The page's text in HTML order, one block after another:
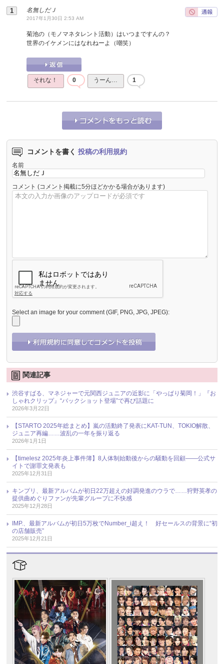
名無しだＪ
2017年1月30日 2:53 AM
菊池の（モノマネタレント活動）はいつまですんの？
世界のイケメンにはなれねーよ（嘲笑）
それな！ 0 うーん… 1
コメントを書く 投稿の利用規約
名前
コメント (コメント掲載に5分ほどかかる場合があります)
Select an image for your comment (GIF, PNG, JPG, JPEG):
関連記事
渋谷すばる、マネジャーで元関西ジュニアの近影に「やっぱり菊岡！」『お
しゃれクリップ』“バックショット登場”で再び話題に
2026年3月22日
【STARTO 2025年総まとめ】嵐の活動終了発表にKAT-TUN、TOKIO解散、
ジュニア再編……波乱の一年を振り返る
2026年1月1日
【timelesz 2025年炎上事件簿】8人体制始動後からの騒動を回顧――公式サ
イトで謝罪文発表も
2025年12月31日
キンプリ、最新アルバムが初日22万超えの好調発進のウラで……狩野英孝の
提供曲めぐりファンが先輩グループに不快感
2025年12月28日
IMP.、最新アルバムが初日5万枚でNumber_i超え！ 好セールスの背景に“初
の店舗販売”
2025年12月21日